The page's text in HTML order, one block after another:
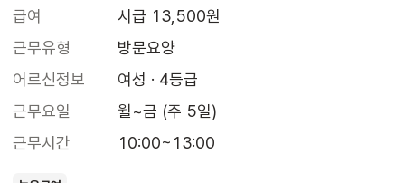
급여
시급 13,500원
근무유형
방문요양
어르신정보
여성 · 4등급
근무요일
월~금 (주 5일)
근무시간
10:00~13:00